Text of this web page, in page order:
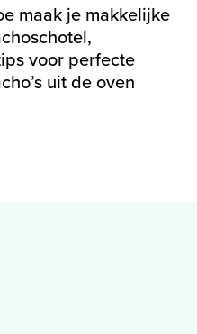
maak je makkelijke
voor perfecte
uit de oven